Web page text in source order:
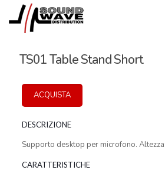
TS01 Table Stand Short
ACQUISTA
DESCRIZIONE
Supporto desktop per microfono.
CARATTERISTICHE